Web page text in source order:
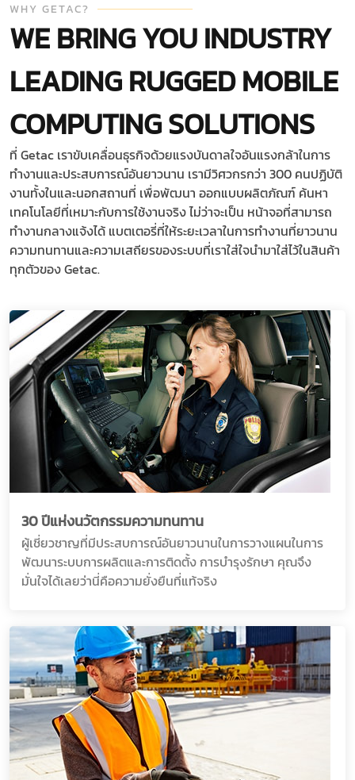
WHY GETAC?
WE BRING YOU INDUSTRY
LEADING RUGGED MOBILE
COMPUTING SOLUTIONS
ที่ Getac เราขับเคลื่อนธุรกิจด้วยแรงบันดาลใจอันแรงกล้าในการ
ทำงานและประสบการณ์อันยาวนาน เรามีวิศวกรกว่า 300 คนปฏิบัติ
งานทั้งในและนอกสถานที่ เพื่อพัฒนา ออกแบบผลิตภัณฑ์ ค้นหา
เทคโนโลยีที่เหมาะกับการใช้งานจริง ไม่ว่าจะเป็น หน้าจอที่สามารถ
ทำงานกลางแจ้งได้ แบตเตอรี่ที่ให้ระยะเวลาในการทำงานที่ยาวนาน
ความทนทานและความเสถียรของระบบที่เราใส่ใจนำมาใส่ไว้ในสินค้า
ทุกตัวของ Getac.
30 ปีแห่งนวัตกรรมความทนทาน
ผู้เชี่ยวชาญที่มีประสบการณ์อันยาวนานในการวางแผนในการ
พัฒนาระบบการผลิตและการติดตั้ง การบำรุงรักษา คุณจึง
มั่นใจได้เลยว่านี่คือความยั่งยืนที่แท้จริง